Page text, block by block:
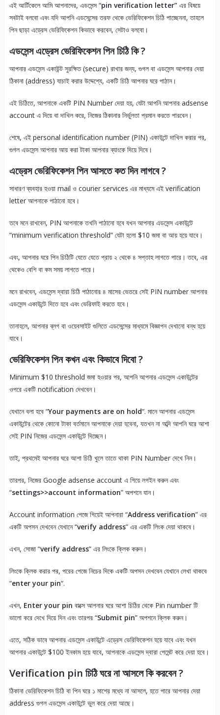
এই আর্টিকেলে আমি আপনাদের, এডসেন্স “pin verification letter”এর বিষয়ে
সবটাই বলবো এবং যদি আপনি এডসেন্সের তরফ থেকে ভেরিফিকেশন চিঠি পাচ্ছেননা, তাহলে
পিন ছাড়া এড্রেস ভেরিফিকেশন কিভাবে করবেন, সেটাও বলবো।
এডসেন্স এড্রেস ভেরিফিকেশন পিন চিঠি কি ?
আপনার এডসেন্স একাউন্ট সুরক্ষিত (secure) রাখার জন্য, গুগল বা এডসেন্স আপনার দেয়া
ঠিকানা (address) যাচাই করার উদ্দেশ্যে, একটি চিঠি আপনার ঘরে পাঠান।
এই চিঠিতে, আপনাকে একটি PIN Number দেয়া হয়, যেটা আপনি আপনার adsense
account এ দিয়ে বা দাখিল করে, নিজের ঠিকানার নির্ভুলতা প্রমান করতে পারবেন।
শেষে, এই personal identification number (PIN) একাউন্টে দাখিল করার পর,
গুগল এডসেন্স আপনার আয় করা টাকা আপনার ব্যাংকে দিয়ে দিবে।
এড্রেস ভেরিফিকেশন পিন আসতে কত দিন লাগবে ?
সাধারণ ব্যবহার হওয়া mail ও courier services এর মাধ্যমে এই verification
letter আপনাকে পাঠানো হবে।
তবে মনে রাখবেন, PIN আপনাকে তখনি পাঠানো হবে যখন আপনার এডসেন্স একাউন্টে
“minimum verification threshold” যেটা হলো $10 জমা বা আয় হয়ে যাবে।
এবং, আপনার ঘরে পিন চিঠিটি যেতে যেতে প্রায় ২ থেকে ৪ সপ্তাহ লাগতে পারে। তবে, এর
থেকেও বেশি বা কম সময় লাগতে পারে।
মনে রাখবেন, এডসেন্স দ্বারা চিঠি পাঠানোর ৪ মাসের ভেতরে সেই PIN number আপনার
এডসেন্স একাউন্টে দিতে হবে এবং ভেরিফাই করতে হবে।
তানাহলে, আপনার ব্লগ বা ওয়েবসাইট গুলিতে এডসেন্সের মাধ্যমে বিজ্ঞাপন দেখানো বন্ধ হয়ে
যাবে।
ভেরিফিকেশন পিন কখন এবং কিভাবে দিবো ?
Minimum $10 threshold জমা হওয়ার পর, আপনি আপনার এডসেন্স একাউন্টের
ওপরে একটি notification দেখবেন।
যেখানে বলা হবে “Your payments are on hold“. মানে আপনার এডসেন্স
একাউন্টের থেকে কোনো টাকা বর্তমানে আপনাকে দেয়া হবেনা, যতখন না অব্দি আপনি ঘরে আশা
সেই PIN নিজের এডসেন্স একাউন্টে দিচ্ছেন।
তাই, প্রথমেই আপনার ঘরে আশা চিঠি খুলে তাতে থাকা PIN Number দেখে নিন।
তারপর, নিজের Google adsense account এ গিয়ে লগইন করুন এবং
“settings>>account information” অপশনে যান।
Account information পেজে গিয়েই আপনারা “Address verification” এর
একটি অপসন দেখবেন যেখানে “verify address” এর একটি লিংক দেয়া থাকবে।
এখন, সোজা “verify address” এর লিংকে ক্লিক করুন।
লিংকে ক্লিক করার পর, পরের পেজে নিচের দিকে একটি অপসন দেখবেন যেখানে লেখা থাকবে
“enter your pin“.
এখন, Enter your pin বাক্সে আপনার ঘরে আশা চিঠির থেকে Pin number টি
ভালো করে দেখে দিয়ে দিন এবং তারপর “Submit pin” অপশনে ক্লিক করুন।
এতে, সঠিক ভাবে আপনার এডসেন্স একাউন্টে এড্রেস ভেরিফিকেশন হয়ে যাবে এবং যখন
আপনার একাউন্টে $100 ইনকাম হয়ে যাবে, আপনাকে এডসেন্স দ্বারা পেমেন্ট করে দেয়া হবে।
Verification pin চিঠি ঘরে না আসলে কি করবেন ?
ঠিকানা ভেরিফিকেশন চিঠি বা পিন ঘরে ১ মাশের মধ্যে না আসলে, হতে পারে আপনার দেয়া
address গুগল এডসেন্স একাউন্টে ভুল করে দেয়া আছে।